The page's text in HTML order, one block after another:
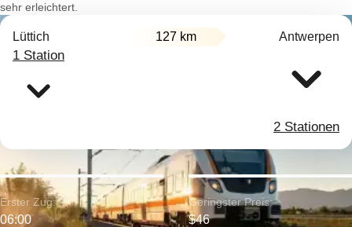
sehr erleichtert.
Lüttich 127 km Antwerpen
1 Station
2 Stationen
Erster Zug:
06:00
Geringster Preis:
$46